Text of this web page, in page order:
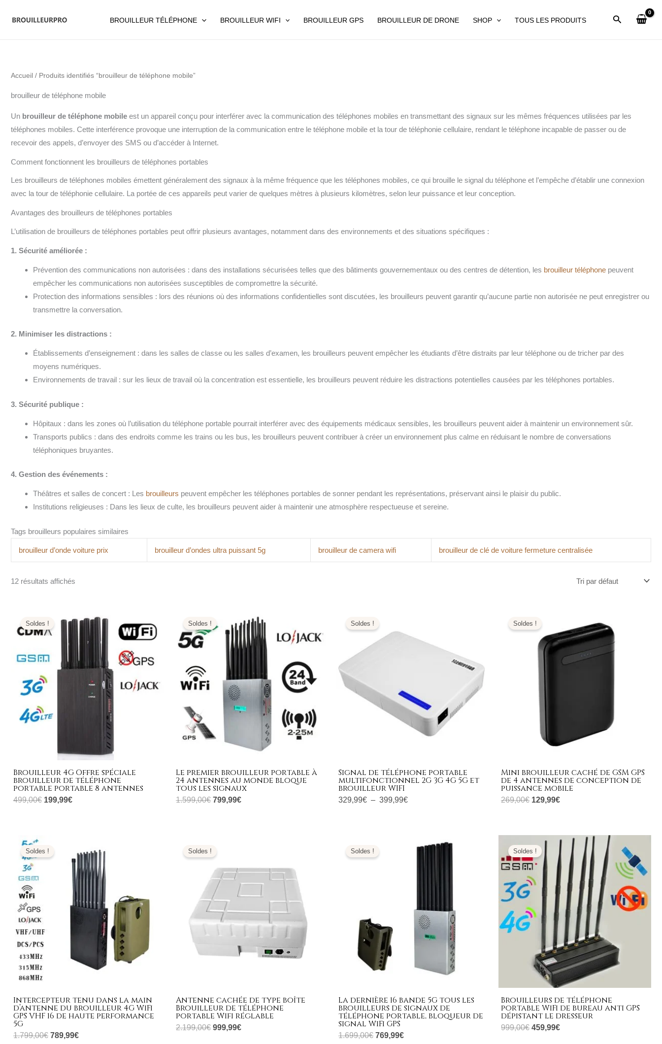
BROUILLEUR TÉLÉPHONE BROUILLEUR WIFI BROUILLEUR GPS BROUILLEUR DE DRONE SHOP TOUS LES PRODUITS
Accueil / Produits identifiés “brouilleur de téléphone mobile”
brouilleur de téléphone mobile
Un brouilleur de téléphone mobile est un appareil conçu pour interférer avec la communication des téléphones mobiles en transmettant des signaux sur les mêmes fréquences utilisées par les
téléphones mobiles. Cette interférence provoque une interruption de la communication entre le téléphone mobile et la tour de téléphonie cellulaire, rendant le téléphone incapable de passer ou de
recevoir des appels, d’envoyer des SMS ou d’accéder à Internet.
Comment fonctionnent les brouilleurs de téléphones portables
Les brouilleurs de téléphones mobiles émettent généralement des signaux à la même fréquence que les téléphones mobiles, ce qui brouille le signal du téléphone et l’empêche d’établir une connexion
avec la tour de téléphonie cellulaire. La portée de ces appareils peut varier de quelques mètres à plusieurs kilomètres, selon leur puissance et leur conception.
Avantages des brouilleurs de téléphones portables
L’utilisation de brouilleurs de téléphones portables peut offrir plusieurs avantages, notamment dans des environnements et des situations spécifiques :
1. Sécurité améliorée :
Prévention des communications non autorisées : dans des installations sécurisées telles que des bâtiments gouvernementaux ou des centres de détention, les brouilleur téléphone peuvent
empêcher les communications non autorisées susceptibles de compromettre la sécurité.
Protection des informations sensibles : lors des réunions où des informations confidentielles sont discutées, les brouilleurs peuvent garantir qu’aucune partie non autorisée ne peut enregistrer ou
transmettre la conversation.
2. Minimiser les distractions :
Établissements d’enseignement : dans les salles de classe ou les salles d’examen, les brouilleurs peuvent empêcher les étudiants d’être distraits par leur téléphone ou de tricher par des
moyens numériques.
Environnements de travail : sur les lieux de travail où la concentration est essentielle, les brouilleurs peuvent réduire les distractions potentielles causées par les téléphones portables.
3. Sécurité publique :
Hôpitaux : dans les zones où l’utilisation du téléphone portable pourrait interférer avec des équipements médicaux sensibles, les brouilleurs peuvent aider à maintenir un environnement sûr.
Transports publics : dans des endroits comme les trains ou les bus, les brouilleurs peuvent contribuer à créer un environnement plus calme en réduisant le nombre de conversations
téléphoniques bruyantes.
4. Gestion des événements :
Théâtres et salles de concert : Les brouilleurs peuvent empêcher les téléphones portables de sonner pendant les représentations, préservant ainsi le plaisir du public.
Institutions religieuses : Dans les lieux de culte, les brouilleurs peuvent aider à maintenir une atmosphère respectueuse et sereine.
Tags brouilleurs populaires similaires
brouilleur d’onde voiture prix brouilleur d’ondes ultra puissant 5g brouilleur de camera wifi brouilleur de clé de voiture fermeture centralisée
12 résultats affichés
Soldes !
Brouilleur 4G Offre spéciale
brouilleur de téléphone
portable portable 8 antennes
499,00€
initial
était :
499,00€.
199,99€
prix
actuel
est :
199,99€.
Soldes !
Le premier brouilleur portable à
24 antennes au monde bloque
tous les signaux
1.599,00€
initial
était :
1.599,00€.
799,99€
prix
actuel
est :
799,99€.
Soldes !
Signal de téléphone portable
multifonctionnel 2G 3G 4G 5G et
brouilleur WIFI
329,99€ – 399,99€
329,99€
Soldes !
Mini brouilleur caché de GSM GPS
de 4 antennes de conception de
puissance mobile
269,00€
initial
était :
269,00€.
129,99€
actuel
est :
129,99€.
Soldes !
Intercepteur tenu dans la main
d’antenne du brouilleur 4G WiFi
GPS VHF 16 de haute performance
5G
1.799,00€
initial
1.799,00€.
789,99€
actuel
est :
789,99€.
Soldes !
Antenne cachée de type boîte
Brouilleur de téléphone
portable Wifi réglable
2.199,00€
initial
2.199,00€.
999,99€
999,99€.
Soldes !
La dernière 16 bande 5G tous les
brouilleurs de signaux de
téléphone portable, bloqueur de
signal WiFi GPS
1.699,00€
initial
769,99€
Soldes !
Brouilleurs de téléphone
portable WiFi de bureau anti GPS
dépistant le dresseur
999,00€
prix
initial
était :
999,00€.
459,99€
Le
prix
actuel
est :
459,99€.